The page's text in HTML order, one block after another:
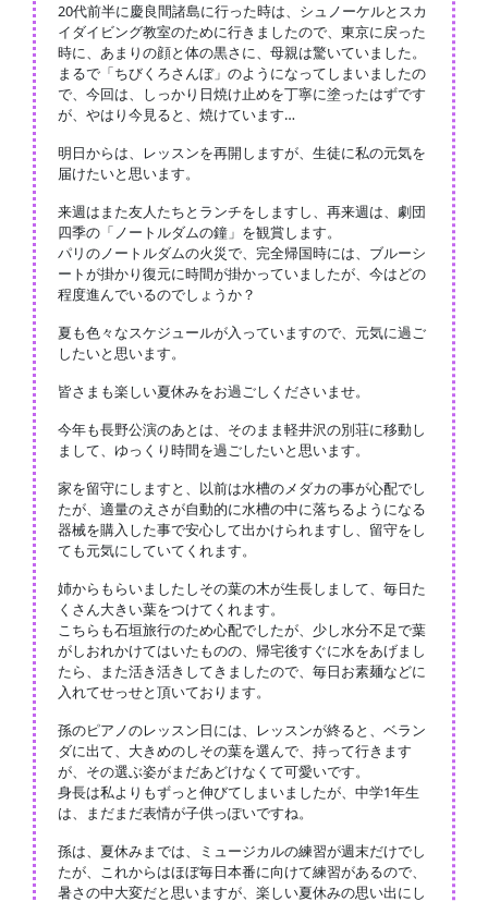
20代前半に慶良間諸島に行った時は、シュノーケルとスカ
イダイビング教室のために行きましたので、東京に戻った
時に、あまりの顔と体の黒さに、母親は驚いていました。
まるで「ちびくろさんぼ」のようになってしまいましたの
で、今回は、しっかり日焼け止めを丁寧に塗ったはずです
が、やはり今見ると、焼けています…
明日からは、レッスンを再開しますが、生徒に私の元気を
届けたいと思います。
来週はまた友人たちとランチをしますし、再来週は、劇団
四季の「ノートルダムの鐘」を観賞します。
パリのノートルダムの火災で、完全帰国時には、ブルーシ
ートが掛かり復元に時間が掛かっていましたが、今はどの
程度進んでいるのでしょうか？
夏も色々なスケジュールが入っていますので、元気に過ご
したいと思います。
皆さまも楽しい夏休みをお過ごしくださいませ。
今年も長野公演のあとは、そのまま軽井沢の別荘に移動し
まして、ゆっくり時間を過ごしたいと思います。
家を留守にしますと、以前は水槽のメダカの事が心配でし
たが、適量のえさが自動的に水槽の中に落ちるようになる
器械を購入した事で安心して出かけられますし、留守をし
ても元気にしていてくれます。
姉からもらいましたしその葉の木が生長しまして、毎日た
くさん大きい葉をつけてくれます。
こちらも石垣旅行のため心配でしたが、少し水分不足で葉
がしおれかけてはいたものの、帰宅後すぐに水をあげまし
たら、また活き活きしてきましたので、毎日お素麺などに
入れてせっせと頂いております。
孫のピアノのレッスン日には、レッスンが終ると、ベラン
ダに出て、大きめのしその葉を選んで、持って行きます
が、その選ぶ姿がまだあどけなくて可愛いです。
身長は私よりもずっと伸びてしまいましたが、中学1年生
は、まだまだ表情が子供っぽいですね。
孫は、夏休みまでは、ミュージカルの練習が週末だけでし
たが、これからはほぼ毎日本番に向けて練習があるので、
暑さの中大変だと思いますが、楽しい夏休みの思い出にし